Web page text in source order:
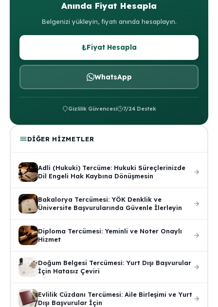
Anında Fiyat Hesapla
Belgenizi yükleyin, fiyatı anında hesaplayın.
₺Fiyat Hesapla
WhatsApp
Gizlilik Güvencesi 7/24 Destek
DIĞER HIZMETLER
Adli (Hukuki) Tercüme: Hukuki Süreçlerinizde
Dil Engeli Hak Kaybına Dönüşmesin
Bakalorya Tercümesi: YÖK Denklik ve
Üniversite Başvurularında Güvenle İlerleyin
Diploma Tercümesi: Yeminli ve Noter Onaylı
Hizmet
Doğum Belgesi Tercümesi: Yurt Dışı Başvurular
İçin Hatasız Çeviri
Evlilik Cüzdanı Tercümesi: Aile Birleşimi ve Yurt
Dışı Başvurular İçin